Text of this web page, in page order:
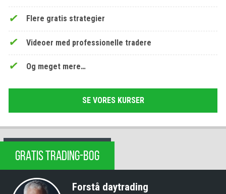
Flere gratis strategier
Videoer med professionelle tradere
Og meget mere…
SE VORES KURSER
GRATIS TRADING-BOG
Forstå daytrading